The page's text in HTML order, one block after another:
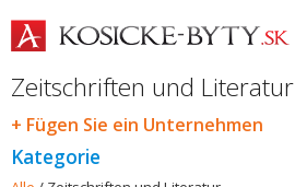
Zeitschriften und Literatur
+ Fügen Sie ein Unternehmen
Kategorie